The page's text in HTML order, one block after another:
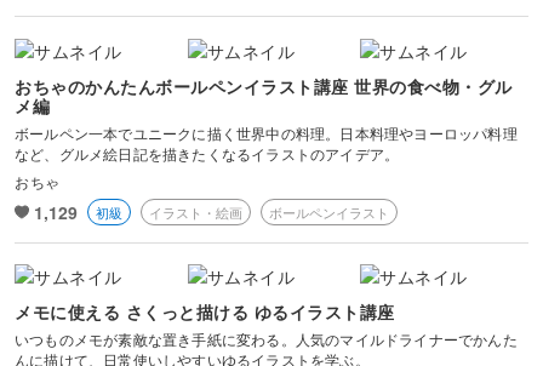
おちゃのかんたんボールペンイラスト講座 世界の食べ物・グル
メ編
ボールペン一本でユニークに描く世界中の料理。日本料理やヨーロッパ料理
など、グルメ絵日記を描きたくなるイラストのアイデア。
おちゃ
1,129 初級 イラスト・絵画 ボールペンイラスト
メモに使える さくっと描ける ゆるイラスト講座
いつものメモが素敵な置き手紙に変わる。人気のマイルドライナーでかんた
んに描けて、日常使いしやすいゆるイラストを学ぶ。